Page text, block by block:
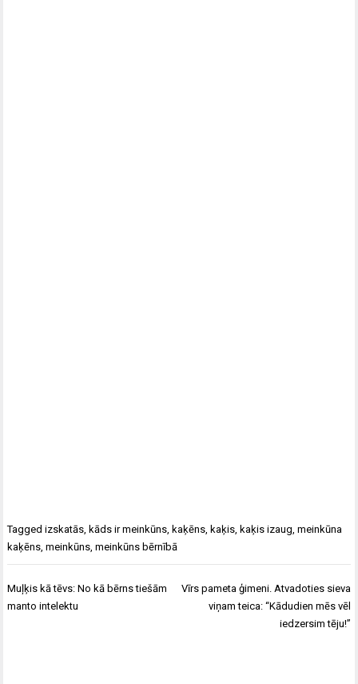
Taggedizskatās ,kāds ir meinkūns ,kaķēns ,kaķis ,kaķis izaug ,meinkūna
kaķēns ,meinkūns ,meinkūns bērnībā
Ziņu
izvēlne
Muļķis kā tēvs: No kā bērns tiešām
manto intelektu
Vīrs pameta ģimeni. Atvadoties sieva
viņam teica: “Kādudien mēs vēl
iedzersim tēju!”